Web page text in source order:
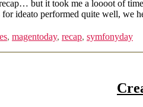
but it took me a loooot of
for ideato performed quite well, we
, magentoday, recap, symfonyday